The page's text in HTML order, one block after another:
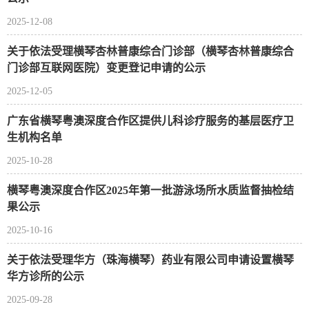
2025-12-08
关于依法受理横琴杏林普康综合门诊部（横琴杏林普康综合
门诊部互联网医院）变更登记申请的公示
2025-12-05
广东省横琴粤澳深度合作区提供儿科诊疗服务的基层医疗卫
生机构名单
2025-10-28
横琴粤澳深度合作区2025年第一批游泳场所水质监督抽检结
果公示
2025-10-16
关于依法受理华方（珠海横琴）药业有限公司申请设置横琴
华方诊所的公示
2025-09-28